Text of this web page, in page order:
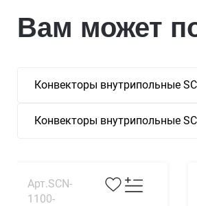
Вам может
Конвекторы внутрипольные
Конвекторы внутрипольные
Арт.SCN-
1100-